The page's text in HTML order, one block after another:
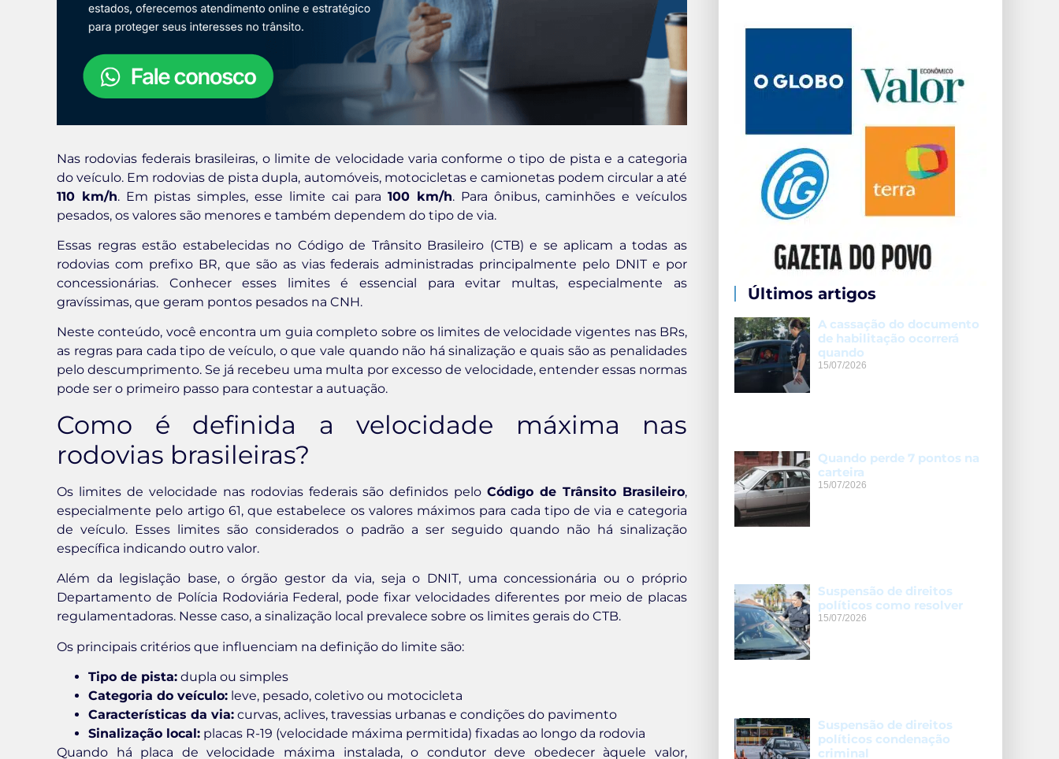
Nas rodovias federais brasileiras, o limite de velocidade varia conforme o tipo de pista e a categoria
do veículo. Em rodovias de pista dupla, automóveis, motocicletas e camionetas podem circular a até
110 km/h. Em pistas simples, esse limite cai para100 km/h. Para ônibus, caminhões e veículos
pesados, os valores são menores e também dependem do tipo de via.
Essas regras estão estabelecidas no Código de Trânsito Brasileiro (CTB) e se aplicam a todas as
rodovias com prefixo BR, que são as vias federais administradas principalmente pelo DNIT e por
concessionárias. Conhecer esses limites é essencial para evitar multas, especialmente as
gravíssimas, que geram pontos pesados na CNH.
Neste conteúdo, você encontra um guia completo sobre os limites de velocidade vigentes nas BRs,
as regras para cada tipo de veículo, o que vale quando não há sinalização e quais são as penalidades
pelo descumprimento. Se já recebeu uma multa por excesso de velocidade, entender essas normas
pode ser o primeiro passo para contestar a autuação.
Como é definida a velocidade máxima nas
rodovias brasileiras?
Os limites de velocidade nas rodovias federais são definidos peloCódigo de Trânsito Brasileiro,
especialmente pelo artigo 61, que estabelece os valores máximos para cada tipo de via e categoria
de veículo. Esses limites são considerados o padrão a ser seguido quando não há sinalização
específica indicando outro valor.
Além da legislação base, o órgão gestor da via, seja o DNIT, uma concessionária ou o próprio
Departamento de Polícia Rodoviária Federal, pode fixar velocidades diferentes por meio de placas
regulamentadoras. Nesse caso, a sinalização local prevalece sobre os limites gerais do CTB.
Os principais critérios que influenciam na definição do limite são:
Tipo de pista: dupla ou simples
Categoria do veículo: leve, pesado, coletivo ou motocicleta
Características da via: curvas, aclives, travessias urbanas e condições do pavimento
Sinalização local: placas R-19 (velocidade máxima permitida) fixadas ao longo da rodovia
Quando há placa de velocidade máxima instalada, o condutor deve obedecer àquele valor,
Últimos artigos
A cassação do documento
de habilitação ocorrerá
quando
15/07/2026
Quando perde 7 pontos na
carteira
15/07/2026
Suspensão de direitos
políticos como resolver
15/07/2026
Suspensão de direitos
políticos condenação
criminal